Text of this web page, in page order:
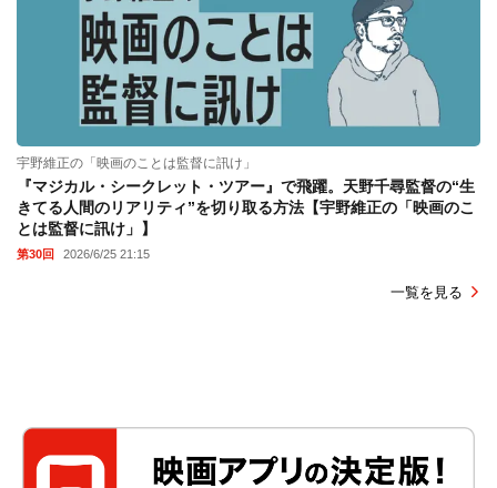
宇野維正の「映画のことは監督に訊け」
『マジカル・シークレット・ツアー』で飛躍。天野千尋監督の“生
きてる人間のリアリティ”を切り取る方法【宇野維正の「映画のこ
とは監督に訊け」】
第30回 2026/6/25 21:15
一覧を見る